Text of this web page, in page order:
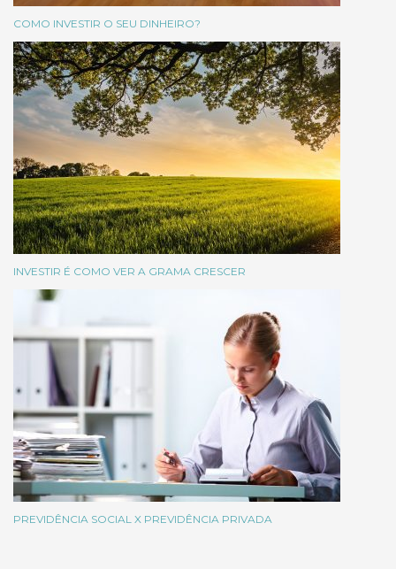
COMO INVESTIR O SEU DINHEIRO?
INVESTIR É COMO VER A GRAMA CRESCER
PREVIDÊNCIA SOCIAL X PREVIDÊNCIA PRIVADA